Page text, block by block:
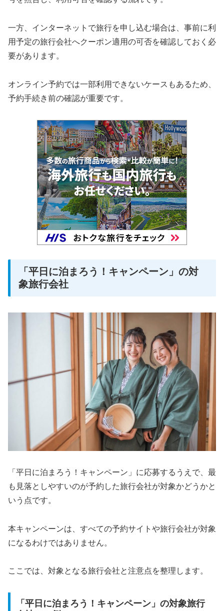
一方、インターネットで旅行を申し込む場合は、事前に利
用予定の旅行会社へクーポン適用の可否を確認しておく必
要があります。
オンライン予約では一部利用できないケースもあるため、
予約手続き前の確認が重要です。
「平日に泊まろう！キャンペーン」の対
象旅行会社
「平日に泊まろう！キャンペーン」に応募するうえで、最
も見落としやすいのが予約した旅行会社が対象かどうかと
いう点です。
本キャンペーンは、すべての予約サイトや旅行会社が対象
になるわけではありません。
ここでは、対象となる旅行会社と注意点を整理します。
「平日に泊まろう！キャンペーン」の対象旅行